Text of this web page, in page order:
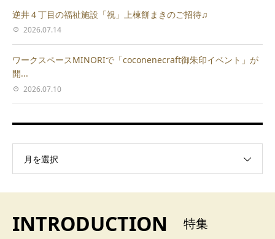
逆井４丁目の福祉施設「祝」上棟餅まきのご招待♫
2026.07.14
ワークスペースMINORIで「coconenecraft御朱印イベント」が
開...
2026.07.10
月を選択
INTRODUCTION 特集